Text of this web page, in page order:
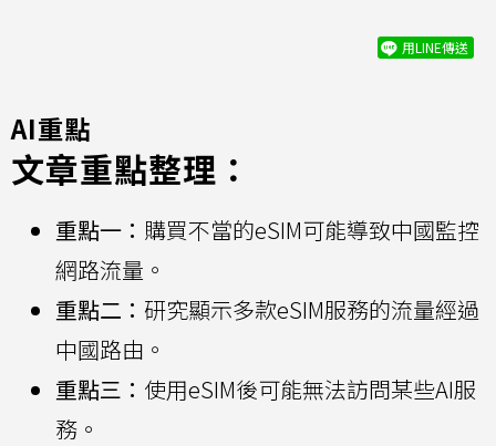
用LINE傳送
AI重點
文章重點整理：
重點一： 購買不當的eSIM可能導致中國監控
網路流量。
重點二： 研究顯示多款eSIM服務的流量經過
中國路由。
重點三： 使用eSIM後可能無法訪問某些AI服
務。